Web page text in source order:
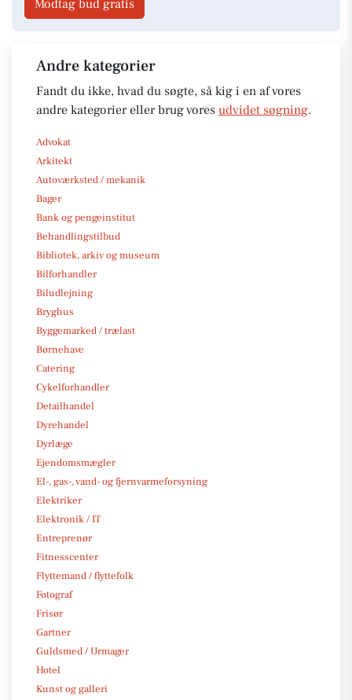
Modtag bud gratis
Andre kategorier
Fandt du ikke, hvad du søgte, så kig i en af vores
andre kategorier eller brug vores udvidet søgning.
Advokat
Arkitekt
Autoværksted / mekanik
Bager
Bank og pengeinstitut
Behandlingstilbud
Bibliotek, arkiv og museum
Bilforhandler
Biludlejning
Bryghus
Byggemarked / trælast
Børnehave
Catering
Cykelforhandler
Detailhandel
Dyrehandel
Dyrlæge
Ejendomsmægler
El-, gas-, vand- og fjernvarmeforsyning
Elektriker
Elektronik / IT
Entreprenør
Fitnesscenter
Flyttemand / flyttefolk
Fotograf
Frisør
Gartner
Guldsmed / Urmager
Hotel
Kunst og galleri